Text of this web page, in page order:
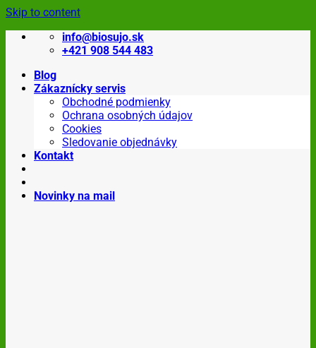
Skip to content
info@biosujo.sk
+421 908 544 483
Blog
Zákaznícky servis
Obchodné podmienky
Ochrana osobných údajov
Cookies
Sledovanie objednávky
Kontakt
Novinky na mail